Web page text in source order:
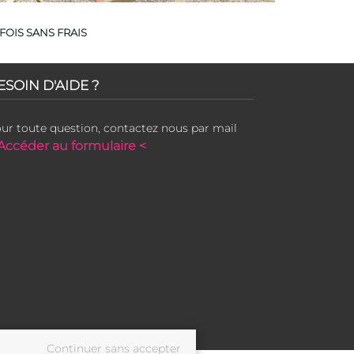
SANS FRAIS
D'AIDE ?
toute question, contactez nous par mail
au formulaire <